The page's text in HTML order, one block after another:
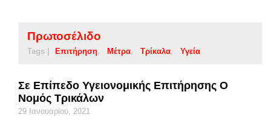
Πρωτοσέλιδο
Tags | Επιτήρηση Μέτρα Τρίκαλα Υγεία
Σε Επίπεδο Υγειονομικής Επιτήρησης Ο
Νομός Τρικάλων
29 Ιανουαρίου, 2021